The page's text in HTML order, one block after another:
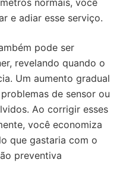
normais, você
e adiar esse serviço.
pode ser
revelando quando o
Um aumento gradual
de sensor ou
Ao corrigir esses
você economiza
que gastaria com o
preventiva